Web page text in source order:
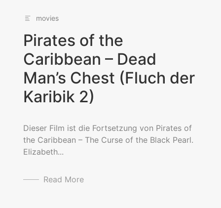
movies
Pirates of the
Caribbean – Dead
Man’s Chest (Fluch der
Karibik 2)
Dieser Film ist die Fortsetzung von Pirates of
the Caribbean – The Curse of the Black Pearl.
Elizabeth...
Read More